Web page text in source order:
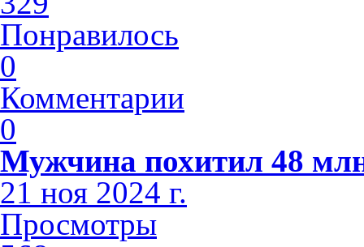
Понравилось
0
Комментарии
0
Мужчина похитил 48
21 ноя 2024 г.
Просмотры